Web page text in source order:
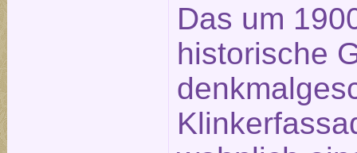
Das um
historische